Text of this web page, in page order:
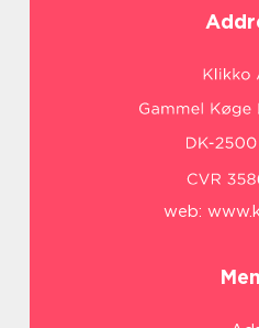
web: